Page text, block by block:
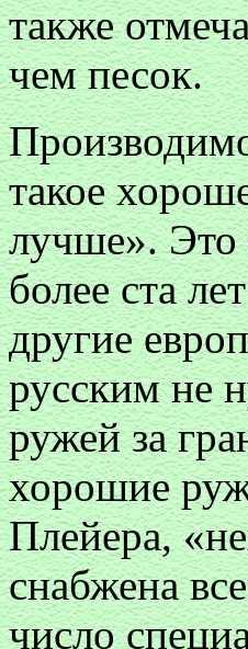
также
чем песок.
такое
лучше». Это
более ста
другие
русским не
ружей за
хорошие
Плейера,
снабжена
число